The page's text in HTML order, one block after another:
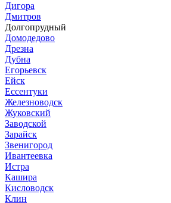
Дигора
Дмитров
Долгопрудный
Домодедово
Дрезна
Дубна
Егорьевск
Ейск
Ессентуки
Железноводск
Жуковский
Заводской
Зарайск
Звенигород
Ивантеевка
Истра
Кашира
Кисловодск
Клин